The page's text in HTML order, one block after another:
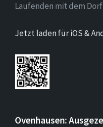
Laufenden mit dem
Jetzt laden für iOS &
Ovenhausen: